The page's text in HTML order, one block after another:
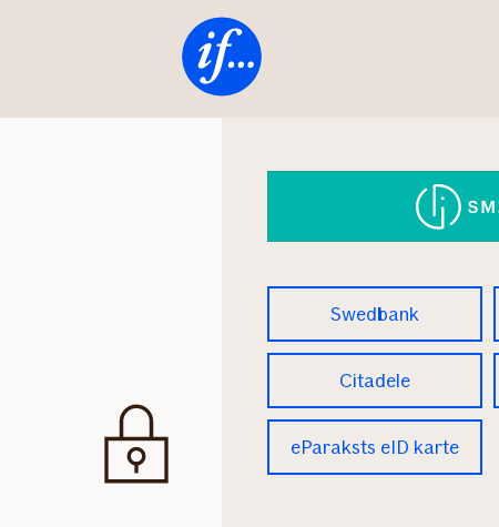
www.if.lv
Swedbank
Citadele
eParaksts eID karte